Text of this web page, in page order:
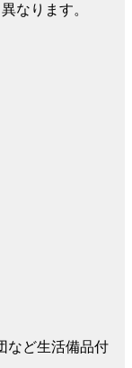
なります。
など生活備品付